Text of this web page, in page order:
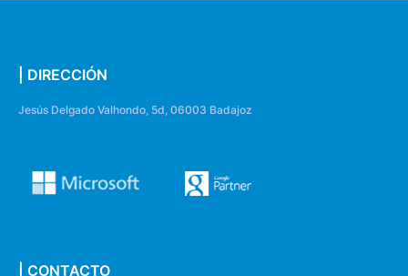
| DIRECCIÓN
Jesús Delgado Valhondo, 5d, 06003 Badajoz
| CONTACTO